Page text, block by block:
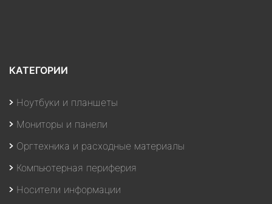
КАТЕГОРИИ
Ноутбуки и планшеты
Мониторы и панели
Оргтехника и расходные материалы
Компьютерная периферия
Носители информации